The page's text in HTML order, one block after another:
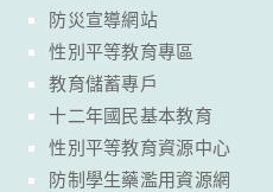
防災宣導網站
性別平等教育專區
教育儲蓄專戶
十二年國民基本教育
性別平等教育資源中心
防制學生藥濫用資源網